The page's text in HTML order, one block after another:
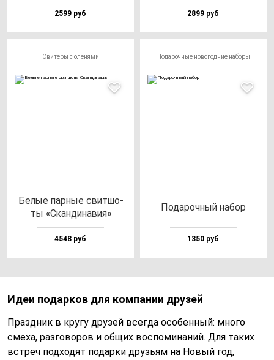
2599 руб 2899 руб
Свитеры с оленями
Белые пар­ные свит­шо­
ты «Скан­ди­на­вия»
4548 руб
Подарочные новогодние наборы
Пода­роч­ный на­бор
1350 руб
Идеи подарков для компании друзей
Праздник в кругу друзей всегда особенный: много
смеха, разговоров и общих воспоминаний. Для таких
встреч подходят подарки друзьям на Новый год,